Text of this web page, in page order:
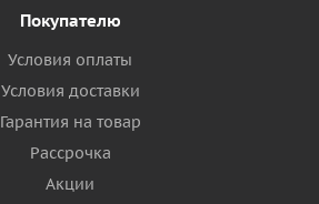
Покупателю
Условия оплаты
Условия доставки
Гарантия на товар
Рассрочка
Акции